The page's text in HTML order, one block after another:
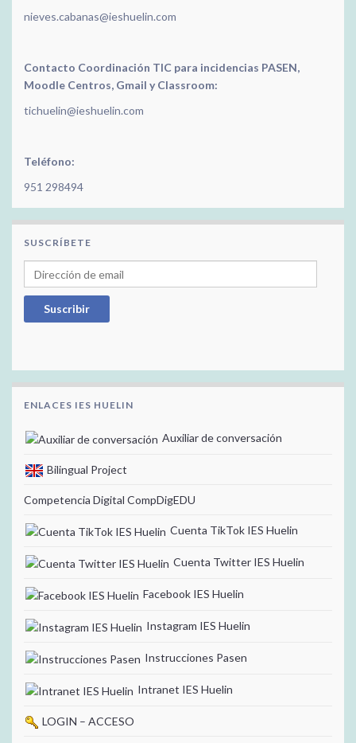
nieves.cabanas@ieshuelin.com
Contacto Coordinación TIC para incidencias PASEN,
Moodle Centros, Gmail y Classroom:
tichuelin@ieshuelin.com
Teléfono:
951 298494
SUSCRÍBETE
Dirección de email
Suscribir
ENLACES IES HUELIN
Auxiliar de conversación
Bilingual Project
Competencia Digital CompDigEDU
Cuenta TikTok IES Huelin
Cuenta Twitter IES Huelin
Facebook IES Huelin
Instagram IES Huelin
Instrucciones Pasen
Intranet IES Huelin
LOGIN – ACCESO